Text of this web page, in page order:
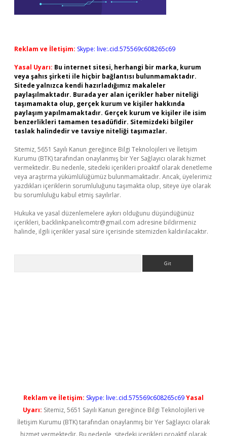
Reklam ve İletişim: Skype: live:.cid.575569c608265c69
Yasal Uyarı: Bu internet sitesi, herhangi bir marka, kurum
veya şahıs şirketi ile hiçbir bağlantısı bulunmamaktadır.
Sitede yalnızca kendi hazırladığımız makaleler
paylaşılmaktadır. Burada yer alan içerikler haber niteliği
taşımamakta olup, gerçek kurum ve kişiler hakkında
paylaşım yapılmamaktadır. Gerçek kurum ve kişiler ile isim
benzerlikleri tamamen tesadüfidir. Sitemizdeki bilgiler
taslak halindedir ve tavsiye niteliği taşımazlar.
Sitemiz, 5651 Sayılı Kanun gereğince Bilgi Teknolojileri ve İletişim
Kurumu (BTK) tarafından onaylanmış bir Yer Sağlayıcı olarak hizmet
vermektedir. Bu nedenle, sitedeki içerikleri proaktif olarak denetleme
veya araştırma yükümlülüğümüz bulunmamaktadır. Ancak, üyelerimiz
yazdıkları içeriklerin sorumluluğunu taşımakta olup, siteye üye olarak
bu sorumluluğu kabul etmiş sayılırlar.
Hukuka ve yasal düzenlemelere aykırı olduğunu düşündüğünüz
içerikleri, backlinkpanelicomtr@gmail.com adresine bildirmeniz
halinde, ilgili içerikler yasal süre içerisinde sitemizden kaldırılacaktır.
Reklam ve İletişim: Skype: live:.cid.575569c608265c69Yasal
Uyarı: Sitemiz, 5651 Sayılı Kanun gereğince Bilgi Teknolojileri ve
İletişim Kurumu (BTK) tarafından onaylanmış bir Yer Sağlayıcı olarak
hizmet vermektedir. Bu nedenle, sitedeki içerikleri proaktif olarak